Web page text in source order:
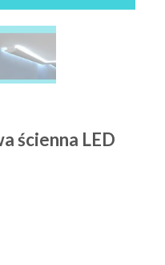
ścienna LED